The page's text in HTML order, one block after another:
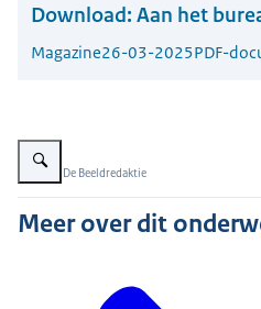
Download: Aan het
Magazine26-03-2025PDF-
Vergroot afbeelding Links op de foto
Beeld: © De Beeldredaktie
Meer over dit